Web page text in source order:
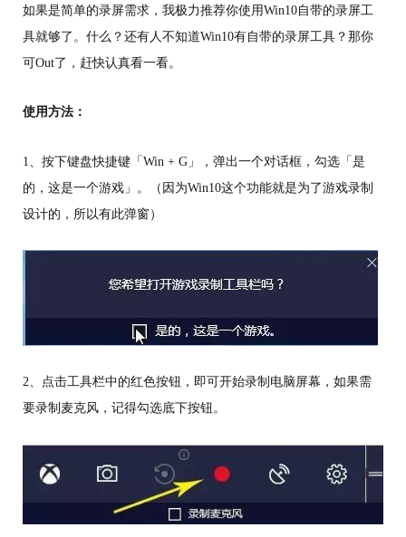
如果是简单的录屏需求，我极力推荐你使用Win10自带的录屏工
具就够了。什么？还有人不知道Win10有自带的录屏工具？那你
可Out了，赶快认真看一看。
使用方法：
1、按下键盘快捷键「Win + G」，弹出一个对话框，勾选「是
的，这是一个游戏」。（因为Win10这个功能就是为了游戏录制
设计的，所以有此弹窗）
2、点击工具栏中的红色按钮，即可开始录制电脑屏幕，如果需
要录制麦克风，记得勾选底下按钮。